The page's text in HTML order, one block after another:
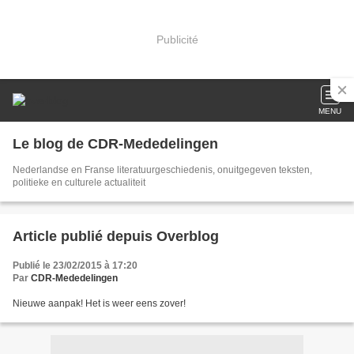
Publicité
MENU
Le blog de CDR-Mededelingen
Nederlandse en Franse literatuurgeschiedenis, onuitgegeven teksten,
politieke en culturele actualiteit
Article publié depuis Overblog
Publié le 23/02/2015 à 17:20
Par CDR-Mededelingen
Nieuwe aanpak! Het is weer eens zover!